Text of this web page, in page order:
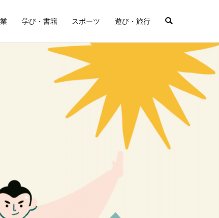
学び・書籍 スポーツ 遊び・旅行